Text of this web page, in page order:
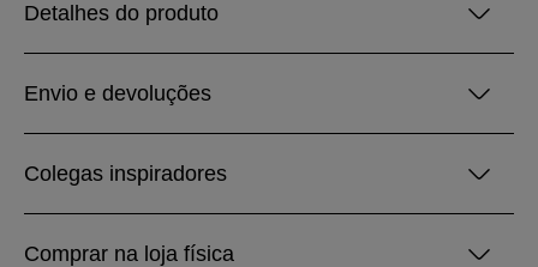
Detalhes do produto
Envio e devoluções
Colegas inspiradores
Comprar na loja física